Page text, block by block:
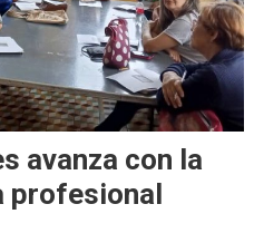
avanza con la
profesional